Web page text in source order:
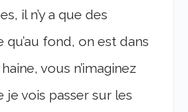
il n’y a que des
qu’au fond, on est dans
vous n’imaginez
je vois passer sur les